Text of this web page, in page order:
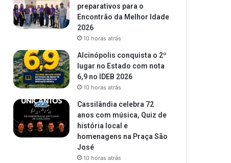
preparativos para o
Encontrão da Melhor Idade
2026
10 horas atrás
Alcinópolis conquista o 2º
lugar no Estado com nota
6,9 no IDEB 2026
10 horas atrás
Cassilândia celebra 72
anos com música, Quiz de
história local e
homenagens na Praça São
José
10 horas atrás